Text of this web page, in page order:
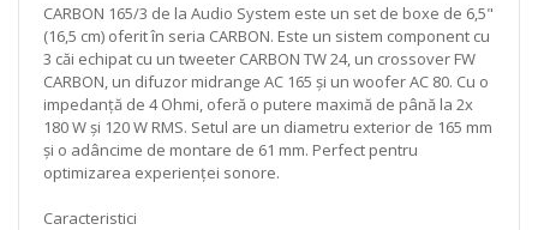
CARBON 165/3 de la Audio System este un set de boxe de 6,5"
(16,5 cm) oferit în seria CARBON. Este un sistem component cu
3 căi echipat cu un tweeter CARBON TW 24, un crossover FW
CARBON, un difuzor midrange AC 165 și un woofer AC 80. Cu o
impedanță de 4 Ohmi, oferă o putere maximă de până la 2x
180 W și 120 W RMS. Setul are un diametru exterior de 165 mm
și o adâncime de montare de 61 mm. Perfect pentru
optimizarea experienței sonore.
Caracteristici